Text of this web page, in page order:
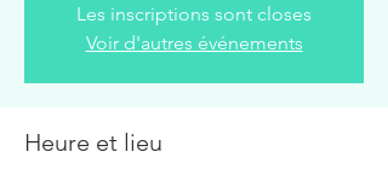
Les inscriptions sont closes
Voir d'autres événements
Heure et lieu